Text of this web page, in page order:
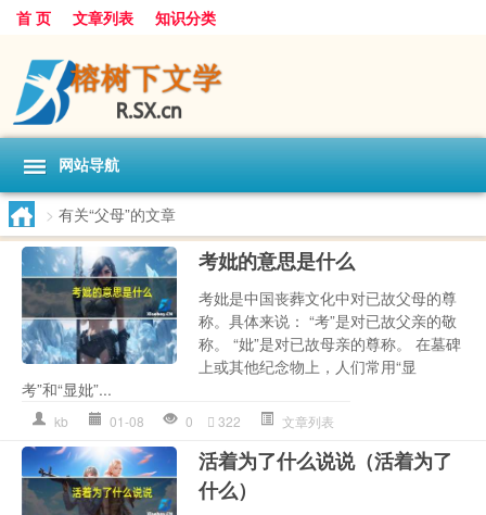
首 页 文章列表 知识分类
网站导航
> 有关“父母”的文章
考妣的意思是什么
考妣是中国丧葬文化中对已故父母的尊
称。具体来说： “考”是对已故父亲的敬
称。 “妣”是对已故母亲的尊称。 在墓碑
上或其他纪念物上，人们常用“显
考”和“显妣”...
kb 01-08 0 322 文章列表
活着为了什么说说（活着为了
什么）